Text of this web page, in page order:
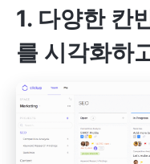
1. 다양한 칸
를 시각화하